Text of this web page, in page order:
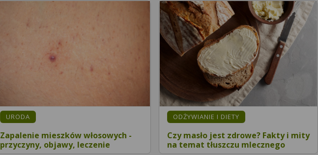
URODA
Zapalenie mieszków włosowych -
przyczyny, objawy, leczenie
ODŻYWIANIE I DIETY
Czy masło jest zdrowe? Fakty i mity
na temat tłuszczu mlecznego